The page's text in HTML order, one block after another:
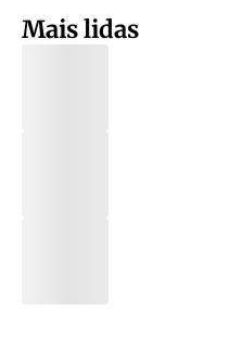
Mais lidas